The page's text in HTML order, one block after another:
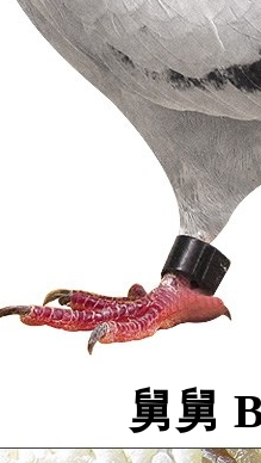
舅舅